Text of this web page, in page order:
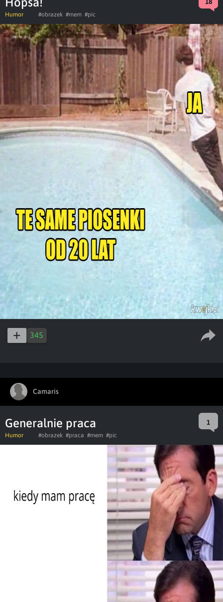
Humor #obrazek #mem #pic
345
Camaris
Generalnie praca 1
Humor #obrazek #praca #mem #pic